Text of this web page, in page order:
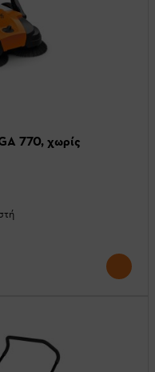
770, χωρίς